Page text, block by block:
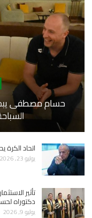
حسام مصطفى
اتحاد
يوليو 23, 2026
تأثير
دكتوراه
يوليو 9, 2026